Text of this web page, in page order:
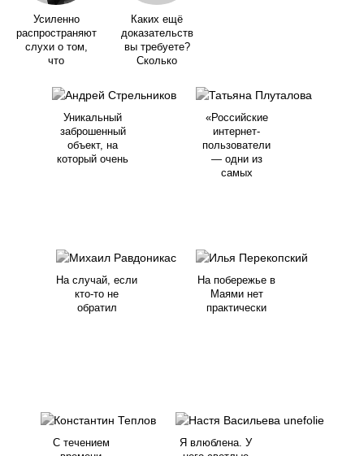
Усиленно
распространяют
слухи о том,
что
Каких ещё
доказательств
вы требуете?
Сколько
Уникальный
заброшенный
объект, на
который очень
«Российские
интернет-
пользователи
— одни из
самых
На случай, если
кто-то не
обратил
На побережье в
Маями нет
практически
С течением
Я влюблена. У